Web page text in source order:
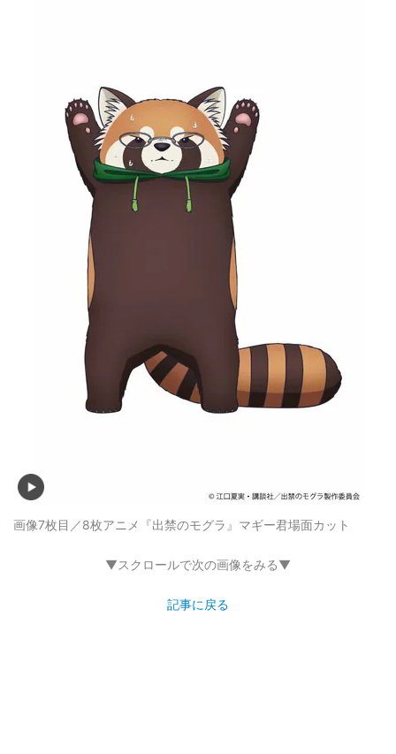
画像7枚目／8枚アニメ『出禁のモグラ』マギー君場面カット
▼スクロールで次の画像をみる▼
記事に戻る